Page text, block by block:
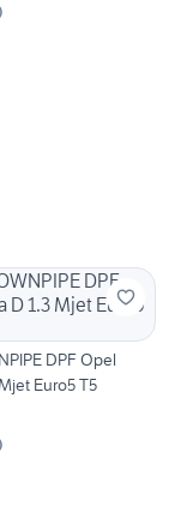
)
DPF Opel
Euro5 T5
)